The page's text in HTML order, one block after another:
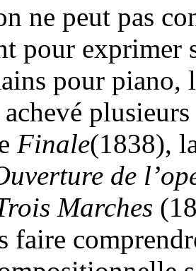
ne peut pas
pour exprimer
pour piano,
Finale(1838),
de
Marches
faire